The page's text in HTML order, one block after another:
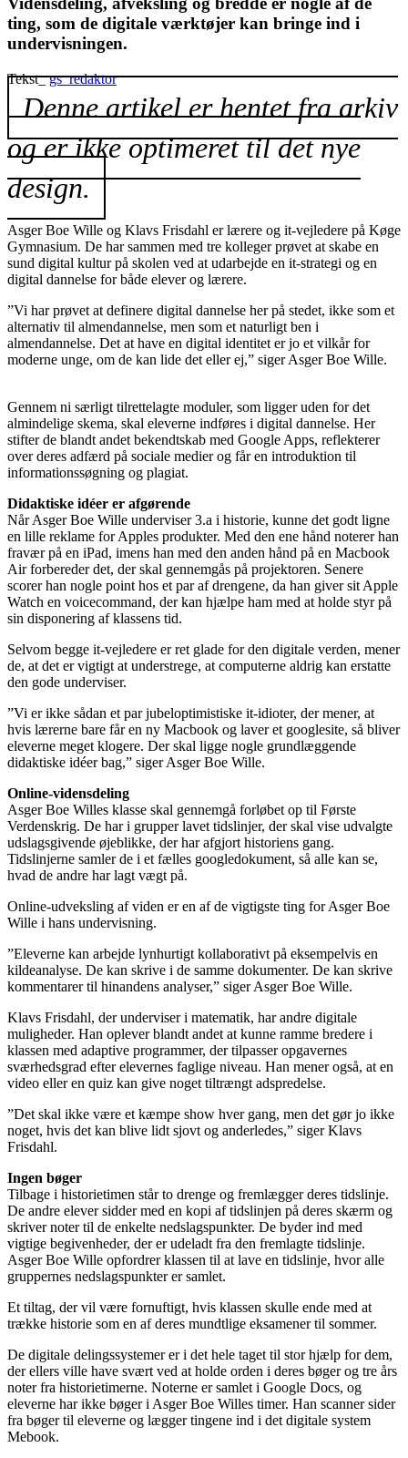
ting, som de digitale værktøjer kan bringe ind i
undervisningen.
Tekst_gs_redaktor
Denne artikel er hentet fra arkiv
og er ikke optimeret til det nye
design.
Asger Boe Wille og Klavs Frisdahl er lærere og it-vejledere på Køge
Gymnasium. De har sammen med tre kolleger prøvet at skabe en
sund digital kultur på skolen ved at udarbejde en it-strategi og en
digital dannelse for både elever og lærere.
”Vi har prøvet at definere digital dannelse her på stedet, ikke som et
alternativ til almendannelse, men som et naturligt ben i
almendannelse. Det at have en digital identitet er jo et vilkår for
moderne unge, om de kan lide det eller ej,” siger Asger Boe Wille.
Gennem ni særligt tilrettelagte moduler, som ligger uden for det
almindelige skema, skal eleverne indføres i digital dannelse. Her
stifter de blandt andet bekendtskab med Google Apps, reflekterer
over deres adfærd på sociale medier og får en introduktion til
informationssøgning og plagiat.
Didaktiske idéer er afgørende
Når Asger Boe Wille underviser 3.a i historie, kunne det godt ligne
en lille reklame for Apples produkter. Med den ene hånd noterer han
fravær på en iPad, imens han med den anden hånd på en Macbook
Air forbereder det, der skal gennemgås på projektoren. Senere
scorer han nogle point hos et par af drengene, da han giver sit Apple
Watch en voicecommand, der kan hjælpe ham med at holde styr på
sin disponering af klassens tid.
Selvom begge it-vejledere er ret glade for den digitale verden, mener
de, at det er vigtigt at understrege, at computerne aldrig kan erstatte
den gode underviser.
”Vi er ikke sådan et par jubeloptimistiske it-idioter, der mener, at
hvis lærerne bare får en ny Macbook og laver et googlesite, så bliver
eleverne meget klogere. Der skal ligge nogle grundlæggende
didaktiske idéer bag,” siger Asger Boe Wille.
Online-vidensdeling
Asger Boe Willes klasse skal gennemgå forløbet op til Første
Verdenskrig. De har i grupper lavet tidslinjer, der skal vise udvalgte
udslagsgivende øjeblikke, der har afgjort historiens gang.
Tidslinjerne samler de i et fælles googledokument, så alle kan se,
hvad de andre har lagt vægt på.
Online-udveksling af viden er en af de vigtigste ting for Asger Boe
Wille i hans undervisning.
”Eleverne kan arbejde lynhurtigt kollaborativt på eksempelvis en
kildeanalyse. De kan skrive i de samme dokumenter. De kan skrive
kommentarer til hinandens analyser,” siger Asger Boe Wille.
Klavs Frisdahl, der underviser i matematik, har andre digitale
muligheder. Han oplever blandt andet at kunne ramme bredere i
klassen med adaptive programmer, der tilpasser opgavernes
sværhedsgrad efter elevernes faglige niveau. Han mener også, at en
video eller en quiz kan give noget tiltrængt adspredelse.
”Det skal ikke være et kæmpe show hver gang, men det gør jo ikke
noget, hvis det kan blive lidt sjovt og anderledes,” siger Klavs
Frisdahl.
Ingen bøger
Tilbage i historietimen står to drenge og fremlægger deres tidslinje.
De andre elever sidder med en kopi af tidslinjen på deres skærm og
skriver noter til de enkelte nedslagspunkter. De byder ind med
vigtige begivenheder, der er udeladt fra den fremlagte tidslinje.
Asger Boe Wille opfordrer klassen til at lave en tidslinje, hvor alle
gruppernes nedslagspunkter er samlet.
Et tiltag, der vil være fornuftigt, hvis klassen skulle ende med at
trække historie som en af deres mundtlige eksamener til sommer.
De digitale delingssystemer er i det hele taget til stor hjælp for dem,
der ellers ville have svært ved at holde orden i deres bøger og tre års
noter fra historietimerne. Noterne er samlet i Google Docs, og
eleverne har ikke bøger i Asger Boe Willes timer. Han scanner sider
fra bøger til eleverne og lægger tingene ind i det digitale system
Mebook.